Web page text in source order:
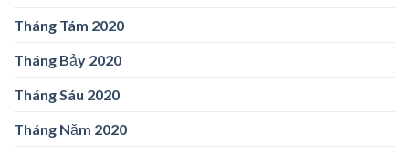
Tháng Tám 2020
Tháng Bảy 2020
Tháng Sáu 2020
Tháng Năm 2020